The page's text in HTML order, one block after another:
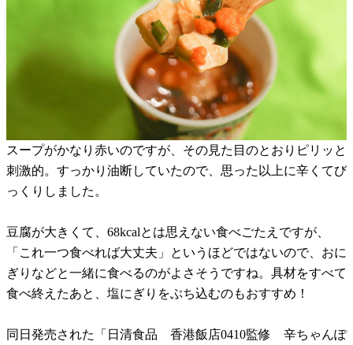
スープがかなり赤いのですが、その見た目のとおりピリッと
刺激的。すっかり油断していたので、思った以上に辛くてび
っくりしました。
豆腐が大きくて、68kcalとは思えない食べごたえですが、
「これ一つ食べれば大丈夫」というほどではないので、おに
ぎりなどと一緒に食べるのがよさそうですね。具材をすべて
食べ終えたあと、塩にぎりをぶち込むのもおすすめ！
同日発売された「日清食品 香港飯店0410監修 辛ちゃんぽ